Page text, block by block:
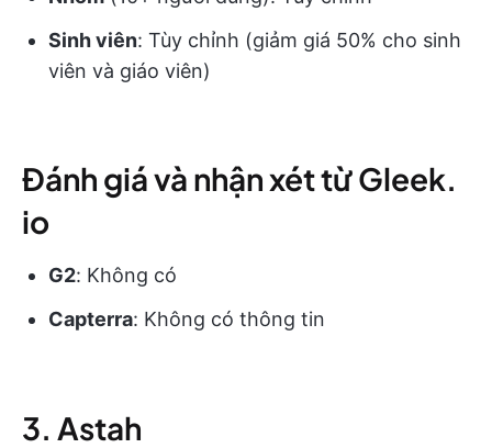
Sinh viên: Tùy chỉnh (giảm giá 50% cho sinh
viên và giáo viên)
Đánh giá và nhận xét từ Gleek.
io
G2: Không có
Capterra: Không có thông tin
3. Astah